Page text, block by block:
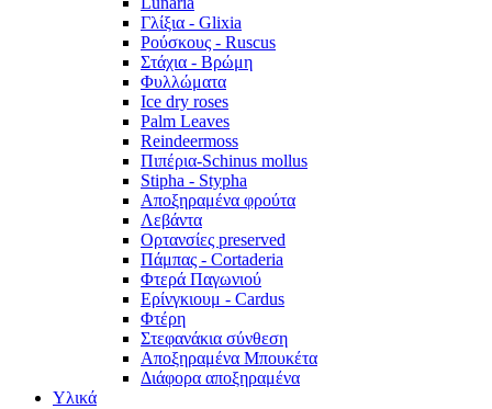
Γλίξια - Glixia
Ρούσκους - Ruscus
Στάχια - Βρώμη
Φυλλώματα
Ice dry roses
Palm Leaves
Reindeermoss
Πιπέρια-Schinus mollus
Stipha - Stypha
Αποξηραμένα φρούτα
Λεβάντα
Ορτανσίες preserved
Πάμπας - Cortaderia
Φτερά Παγωνιού
Ερίνγκιουμ - Cardus
Φτέρη
Στεφανάκια σύνθεση
Αποξηραμένα Μπουκέτα
Διάφορα αποξηραμένα
Υλικά